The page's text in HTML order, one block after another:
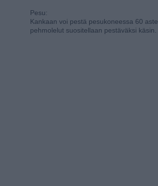
Pesu:
Kankaan voi pestä pesukoneessa 60
pehmolelut suositellaan pestäväksi käsin.